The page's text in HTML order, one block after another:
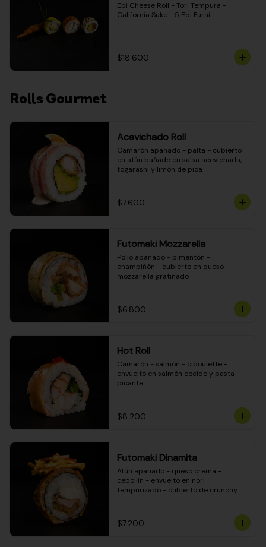
Ebi Cheese Roll - Tori Tempura -
California Sake - 5 Ebi Furai
$18.600
Rolls Gourmet
Acevichado Roll
Camarón apanado - palta - cubierto
en atún bañado en salsa acevichada,
togarashi y limón de pica
$7.600
Futomaki Mozzarella
Pollo apanado - pimentón -
champiñón - cubierto en queso
mozzarella gratinado
$6.800
Hot Roll
Camarón - salmón - ciboulette -
envuelto en salmón cocido y pasta
picante
$8.200
Futomaki Dinamita
Atún apanado - queso crema -
cebollín - envuelto en nori
tempurizado - cubierto de crunchy
$7.200